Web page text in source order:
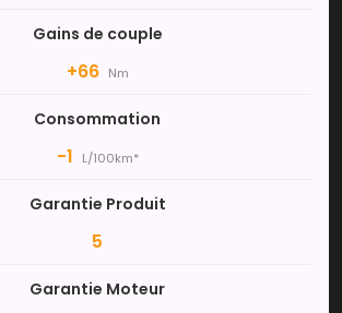
Gains de couple
+66 Nm
Consommation
-1 L/100km*
Garantie Produit
5
Garantie Moteur